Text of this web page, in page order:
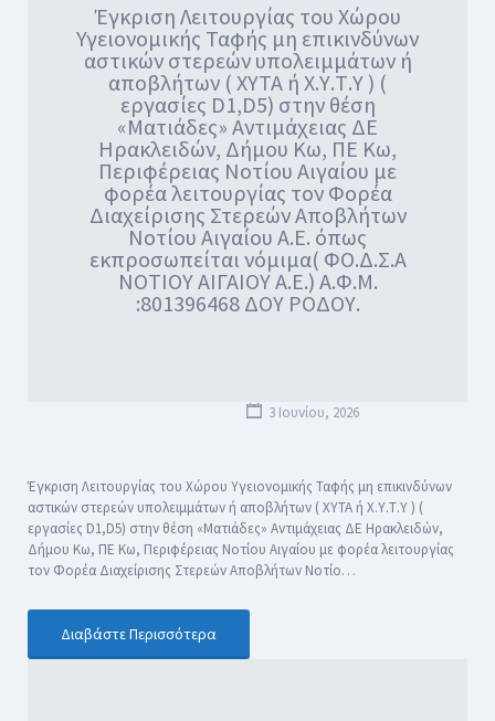
Έγκριση Λειτουργίας του Χώρου
Υγειονομικής Ταφής μη επικινδύνων
αστικών στερεών υπολειμμάτων ή
αποβλήτων ( ΧΥΤΑ ή Χ.Υ.Τ.Υ ) (
εργασίες D1,D5) στην θέση
«Ματιάδες» Αντιμάχειας ΔΕ
Ηρακλειδών, Δήμου Κω, ΠΕ Κω,
Περιφέρειας Νοτίου Αιγαίου με
φορέα λειτουργίας τον Φορέα
Διαχείρισης Στερεών Αποβλήτων
Νοτίου Αιγαίου Α.Ε. όπως
εκπροσωπείται νόμιμα( ΦΟ.Δ.Σ.Α
ΝΟΤΙΟΥ ΑΙΓΑΙΟΥ Α.Ε.) Α.Φ.Μ.
:801396468 ΔΟΥ ΡΟΔΟΥ.
3 Ιουνίου, 2026
Έγκριση Λειτουργίας του Χώρου Υγειονομικής Ταφής μη επικινδύνων
αστικών στερεών υπολειμμάτων ή αποβλήτων ( ΧΥΤΑ ή Χ.Υ.Τ.Υ ) (
εργασίες D1,D5) στην θέση «Ματιάδες» Αντιμάχειας ΔΕ Ηρακλειδών,
Δήμου Κω, ΠΕ Κω, Περιφέρειας Νοτίου Αιγαίου με φορέα λειτουργίας
τον Φορέα Διαχείρισης Στερεών Αποβλήτων Νοτίο…
Διαβάστε Περισσότερα